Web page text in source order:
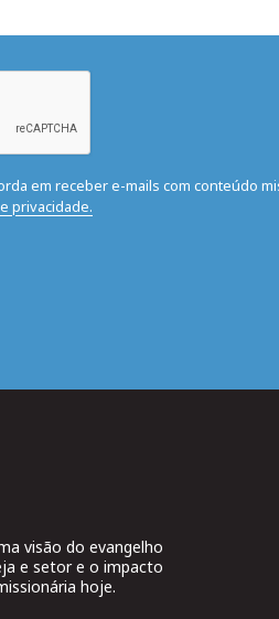
em receber e-mails com conteúdo
privacidade.
visão do evangelho
e setor e o impacto
hoje.